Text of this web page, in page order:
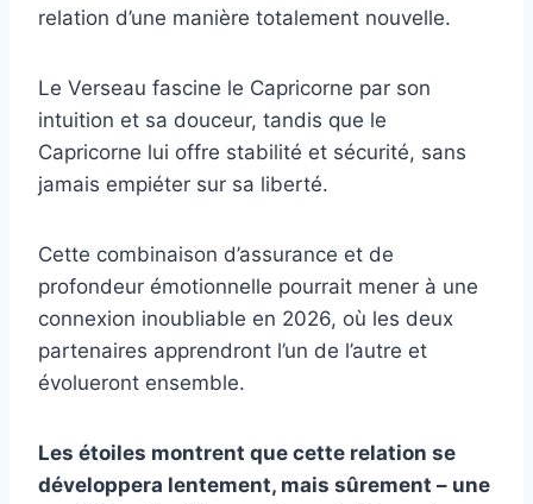
relation d’une manière totalement nouvelle.
Le Verseau fascine le Capricorne par son
intuition et sa douceur, tandis que le
Capricorne lui offre stabilité et sécurité, sans
jamais empiéter sur sa liberté.
Cette combinaison d’assurance et de
profondeur émotionnelle pourrait mener à une
connexion inoubliable en 2026, où les deux
partenaires apprendront l’un de l’autre et
évolueront ensemble.
Les étoiles montrent que cette relation se
développera lentement, mais sûrement – une